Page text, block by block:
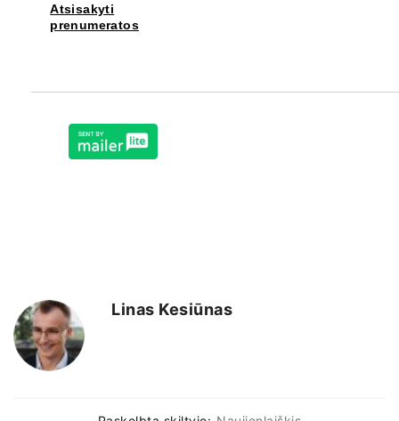
Atsisakyti
prenumeratos
Linas Kesiūnas